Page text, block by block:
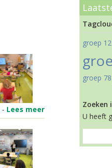
- Lees meer
groep 12
groep 78
Zoeken
U heeft